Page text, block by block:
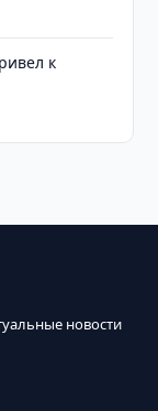
к
новости